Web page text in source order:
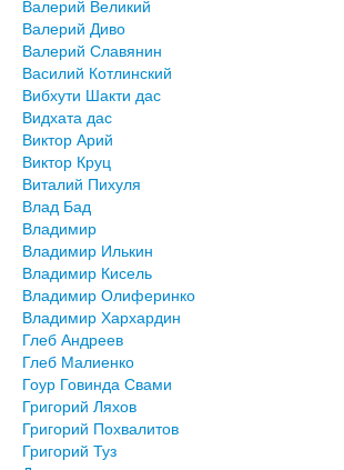
Валерий Великий
Валерий Диво
Валерий Славянин
Василий Котлинский
Вибхути Шакти дас
Видхата дас
Виктор Арий
Виктор Круц
Виталий Пихуля
Влад Бад
Владимир
Владимир Илькин
Владимир Кисель
Владимир Олиферинко
Владимир Хархардин
Глеб Андреев
Глеб Малиенко
Гоур Говинда Свами
Григорий Ляхов
Григорий Похвалитов
Григорий Туз